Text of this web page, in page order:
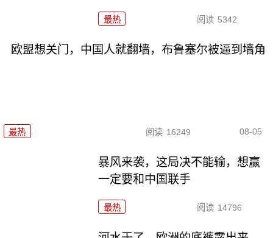
最热 阅读 5342
欧盟想关门，中国人就翻墙，布鲁塞尔被逼到墙角
最热 阅读 16249 08-05
暴风来袭，这局决不能输，想赢
一定要和中国联手
最热 阅读 14796